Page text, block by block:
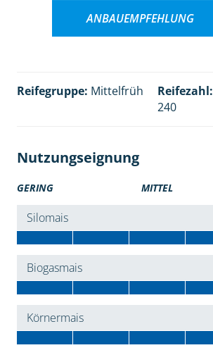
ANBAUEMPFEHLUNG
Reifegruppe: Mittelfrüh Reifezahl:
240
Nutzungseignung
GERING MITTEL
Silomais
Biogasmais
Körnermais